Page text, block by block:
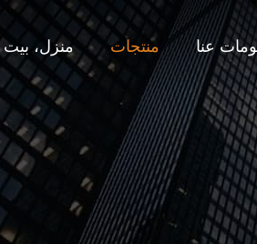
منزل، بيت منتجات عنا